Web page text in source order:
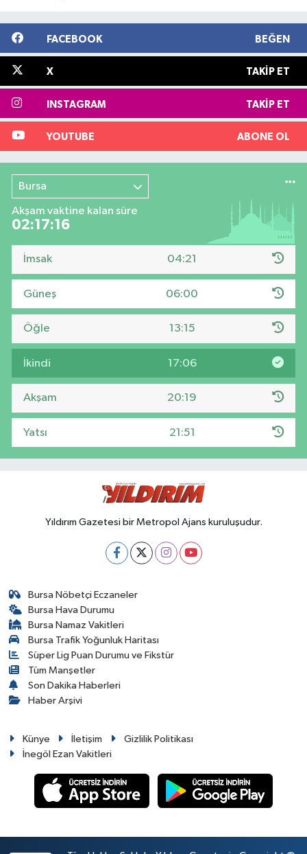
FACEBOOK BEĞEN
X TAKIP ET
INSTAGRAM TAKIP ET
YOUTUBE ABONE OL
Bursa
Akşam vaktine kalan süre
02:17:15
İmsak 04:21
Güneş 06:00
Öğle 13:15
İkindi 17:06
Akşam 20:19
Yatsı 21:51
Yıldırım Gazetesi bir Metropol Ajans kuruluşudur.
Bursa Nöbetçi Eczaneler
Bursa Hava Durumu
Bursa Namaz Vakitleri
Bursa Trafik Yoğunluk Haritası
Süper Lig Puan Durumu ve Fikstür
Tüm Manşetler
Son Dakika Haberleri
Haber Arşivi
Künye İletişim
Gizlilik Politikası
İnegöl Ezan Vakitleri